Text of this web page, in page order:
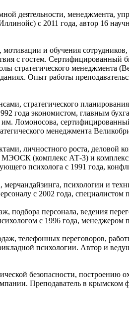
деятельности, менеджмента,
с 2011 года, автор 16
и обучения
с гостем.
стратегического
Опыт работы
стратегического
года экономистом, главным
им. Ломоносова,
менеджмента
личностного роста, деловой
(комплекс АТ-3) и
психолога с 1991 года,
психологии и
с 2002 года,
подбора персонала, ведения
с 1996 года, менеджером
телефонных переговоров,
психологии. Автор и
безопасности,
Преподаватель в